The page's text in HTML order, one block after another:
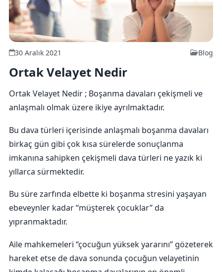
30 Aralık 2021 Blog
Ortak Velayet Nedir
Ortak Velayet Nedir ; Boşanma davaları çekişmeli ve
anlaşmalı olmak üzere ikiye ayrılmaktadır.
Bu dava türleri içerisinde anlaşmalı boşanma davaları
birkaç gün gibi çok kısa sürelerde sonuçlanma
imkanına sahipken çekişmeli dava türleri ne yazık ki
yıllarca sürmektedir.
Bu süre zarfında elbette ki boşanma stresini yaşayan
ebeveynler kadar “müşterek çocuklar” da
yıpranmaktadır.
Aile mahkemeleri “çocuğun yüksek yararını” gözeterek
hareket etse de dava sonunda çocuğun velayetinin